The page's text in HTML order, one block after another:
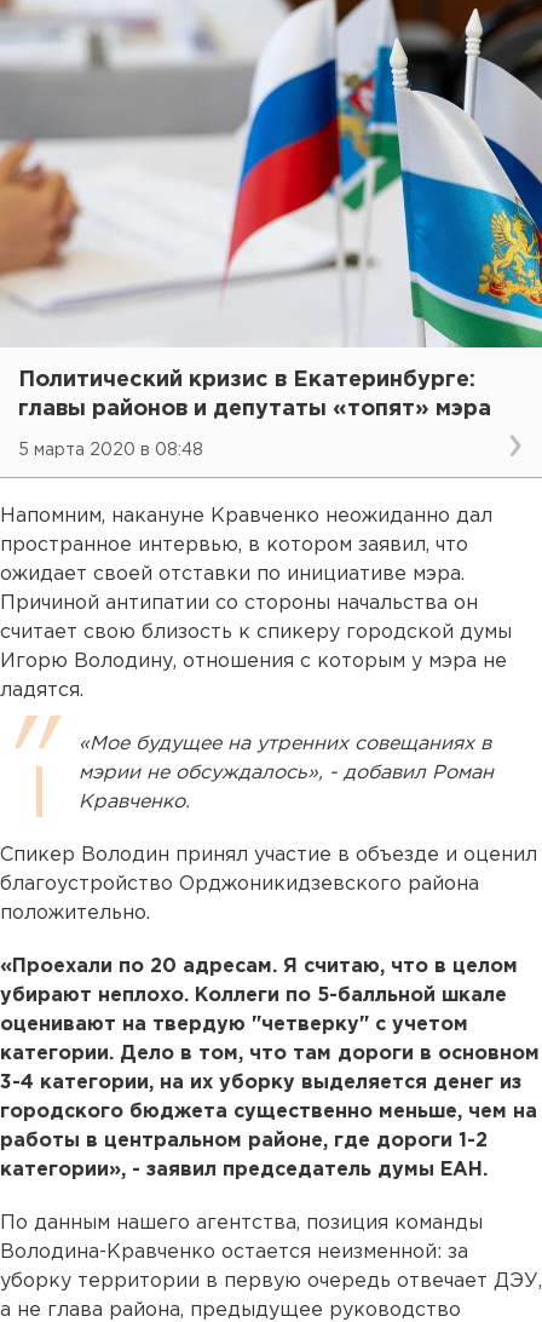
Политический кризис в Екатеринбурге:
главы районов и депутаты «топят» мэра
5 марта 2020 в 08:48
Напомним, накануне Кравченко неожиданно дал
пространное интервью, в котором заявил, что
ожидает своей отставки по инициативе мэра.
Причиной антипатии со стороны начальства он
считает свою близость к спикеру городской думы
Игорю Володину, отношения с которым у мэра не
ладятся.
«Мое будущее на утренних совещаниях в
мэрии не обсуждалось», - добавил Роман
Кравченко.
Спикер Володин принял участие в объезде и оценил
благоустройство Орджоникидзевского района
положительно.
«Проехали по 20 адресам. Я считаю, что в целом
убирают неплохо. Коллеги по 5-балльной шкале
оценивают на твердую "четверку" с учетом
категории. Дело в том, что там дороги в основном
3-4 категории, на их уборку выделяется денег из
городского бюджета существенно меньше, чем на
работы в центральном районе, где дороги 1-2
категории», - заявил председатель думы ЕАН.
По данным нашего агентства, позиция команды
Володина-Кравченко остается неизменной: за
уборку территории в первую очередь отвечает ДЭУ,
а не глава района, предыдущее руководство